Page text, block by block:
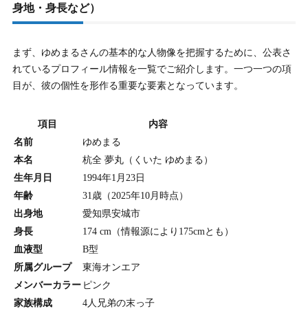
身地・身長など）
まず、ゆめまるさんの基本的な人物像を把握するために、公表さ
れているプロフィール情報を一覧でご紹介します。一つ一つの項
目が、彼の個性を形作る重要な要素となっています。
項目
内容
名前
ゆめまる
本名
杭全 夢丸（くいた ゆめまる）
生年月日
1994年1月23日
年齢
31歳（2025年10月時点）
出身地
愛知県安城市
身長
174 cm（情報源により175cmとも）
血液型
B型
所属グループ
東海オンエア
メンバーカラー ピンク
家族構成
4人兄弟の末っ子